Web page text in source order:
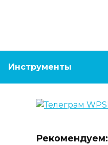
Инструменты
Рекомендуем: